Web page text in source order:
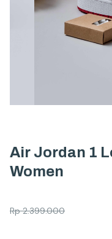
Air Jordan 1
Women
Rp2.399.000